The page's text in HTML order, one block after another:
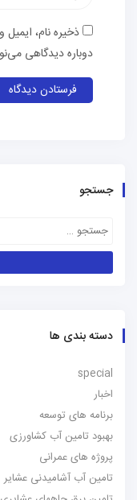
ذخیره نام،
دوباره دیدگاهی
جستجو
دسته بندی ها
special
اخبار
برنامه های توسعه
بهبود تامین آب کشاورزی
پروژه های عمرانی
تامین آب آشامیدنی عشایر